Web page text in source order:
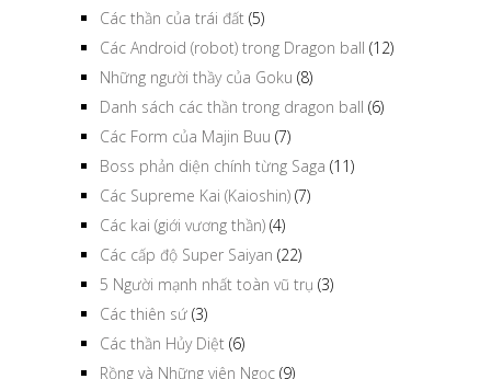
Các thần của trái đất (5)
Các Android (robot) trong Dragon ball (12)
Những người thầy của Goku (8)
Danh sách các thần trong dragon ball (6)
Các Form của Majin Buu (7)
Boss phản diện chính từng Saga (11)
Các Supreme Kai (Kaioshin) (7)
Các kai (giới vương thần) (4)
Các cấp độ Super Saiyan (22)
5 Người mạnh nhất toàn vũ trụ (3)
Các thiên sứ (3)
Các thần Hủy Diệt (6)
Rồng và Những viên Ngọc (9)